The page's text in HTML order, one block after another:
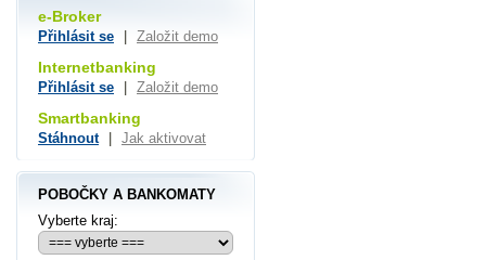
e-Broker
Přihlásit se Založit demo
Internetbanking
Přihlásit se Založit demo
Smartbanking
Stáhnout Jak aktivovat
POBOČKY A BANKOMATY
Vyberte kraj: